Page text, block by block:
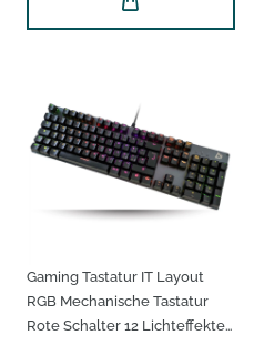
Gaming Tastatur IT Layout
RGB Mechanische Tastatur
Rote Schalter 12 Lichteffekte